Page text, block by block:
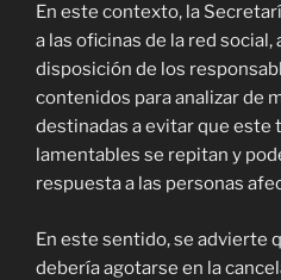
En este contexto, la
a las oficinas de la red social,
disposición de los
contenidos para analizar de
destinadas a evitar que este
lamentables se repitan y
respuesta a las personas
En este sentido, se advierte
debería agotarse en la